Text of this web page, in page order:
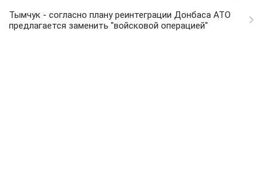
Тымчук - согласно плану реинтеграции Донбаса АТО
предлагается заменить "войсковой операцией"